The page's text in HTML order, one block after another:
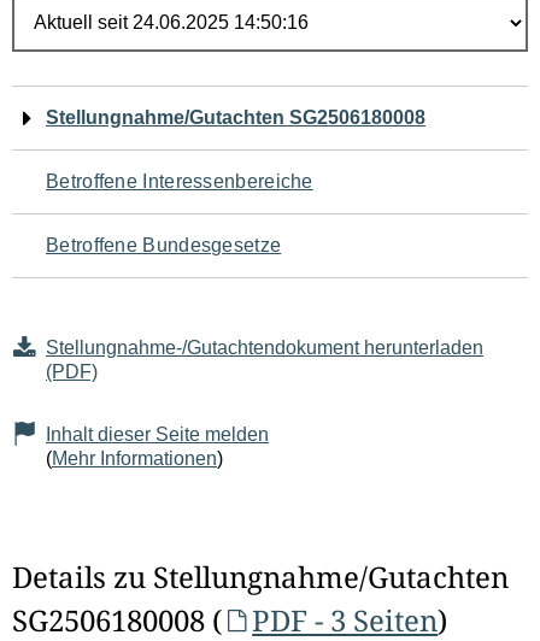
Navigation
für
den
Seiteninhalt
Stellungnahme/Gutachten SG2506180008
Betroffene Interessenbereiche
Betroffene Bundesgesetze
Stellungnahme-/Gutachtendokument herunterladen
(PDF)
Inhalt dieser Seite melden
(Mehr Informationen)
Details zu Stellungnahme/Gutachten
SG2506180008 (
PDF - 3 Seiten)